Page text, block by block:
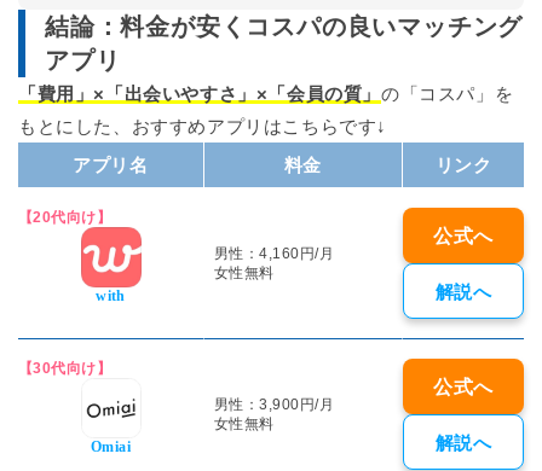
結論：料金が安くコスパの良いマッチング
アプリ
「費用」×「出会いやすさ」×「会員の質」の「コスパ」
を
もとにした、おすすめアプリはこちらです↓
アプリ名
料金 リンク
【20代向け】
with
男性：4,160円/月
女性無料
公式へ
解説へ
【30代向け】
Omiai
男性：3,900円/月
女性無料
公式へ
解説へ